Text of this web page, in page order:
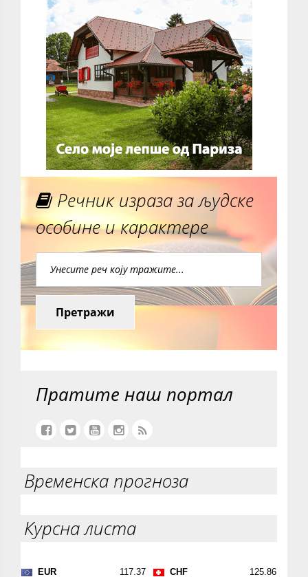
Речник израза за људске
особине и карактере
Претражи
Пратите наш портал
Временска прогноза
Курсна листа